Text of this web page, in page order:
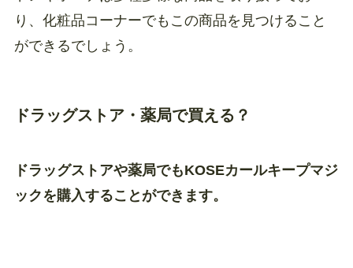
り、化粧品コーナーでもこの商品を見つけること
ができるでしょう。
ドラッグストア・薬局で買える？
ドラッグストアや薬局でもKOSEカールキープマジ
ックを購入することができます。